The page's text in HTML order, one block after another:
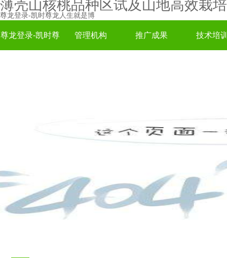
薄壳山核桃品种区试及山地高效栽
尊龙登录-凯时尊龙人生就是博
尊龙登录-凯时尊 管理机构 推广成果 技术培